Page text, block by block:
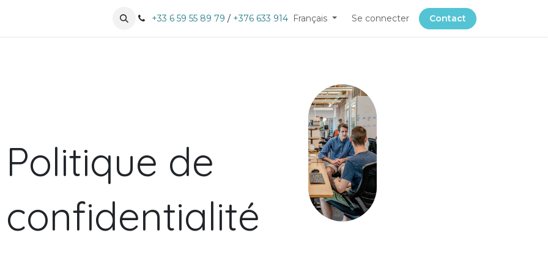
Prendre RDV
+33 6 59 55 89 79 / +376 633 914 Français Se connecter Contact
Politique de
confidentialité